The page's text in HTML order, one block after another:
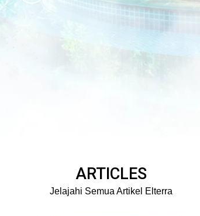
ARTICLES
Jelajahi Semua Artikel Elterra